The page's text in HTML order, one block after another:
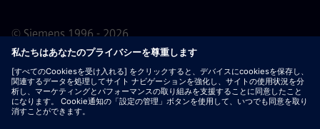
© Siemens 1996 - 2026
重要なお知らせ：採用をご希望の皆様へ：シーメンスで
は、応募の前後を問わず手数料を請求することはありませ